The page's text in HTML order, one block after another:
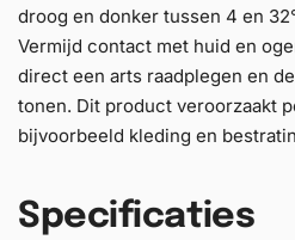
droog en donker tussen 4 en
Vermijd contact met huid en
direct een arts raadplegen en
tonen. Dit product veroorzaakt
bijvoorbeeld kleding en
Specificaties